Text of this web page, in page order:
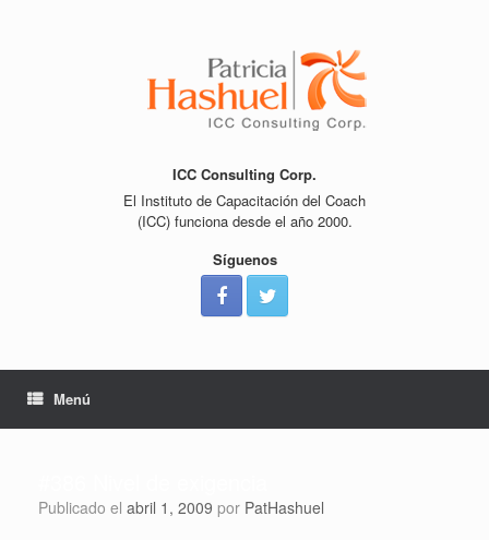
ICC Consulting Corp.
El Instituto de Capacitación del Coach
(ICC) funciona desde el año 2000.
Síguenos
Menú
Publicado el abril 1, 2009 por PatHashuel